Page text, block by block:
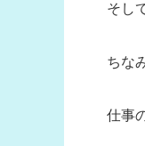
そし
ちな
仕事